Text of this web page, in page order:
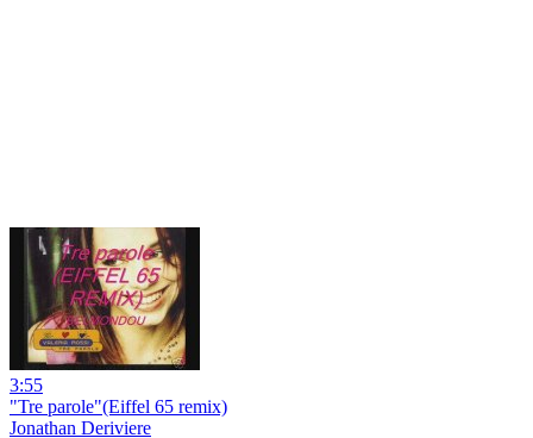
3:55
"Tre parole"(Eiffel 65 remix)
Jonathan Deriviere